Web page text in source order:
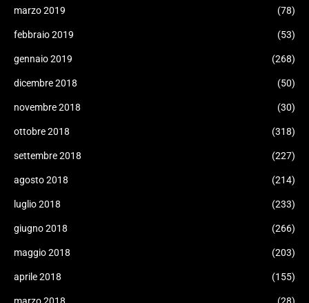
marzo 2019 (78)
febbraio 2019 (53)
gennaio 2019 (268)
dicembre 2018 (50)
novembre 2018 (30)
ottobre 2018 (318)
settembre 2018 (227)
agosto 2018 (214)
luglio 2018 (233)
giugno 2018 (266)
maggio 2018 (203)
aprile 2018 (155)